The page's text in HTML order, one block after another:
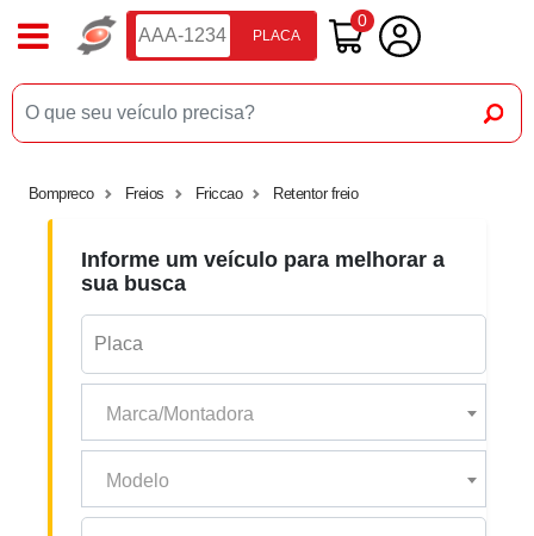
PLACA
0
Bompreco Freios Friccao Retentor freio
Informe um veículo para melhorar a
sua busca
Marca/Montadora
Modelo